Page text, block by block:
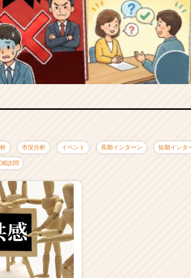
市況分析 イベント 長期インターン 短期インタ
訪問